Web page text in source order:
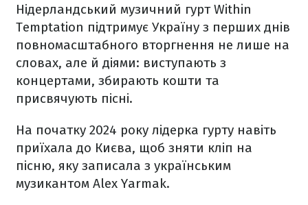
Нідерландський музичний гурт Within
Temptation підтримує Україну з перших днів
повномасштабного вторгнення не лише на
словах, але й діями: виступають з
концертами, збирають кошти та
присвячують пісні.
На початку 2024 року лідерка гурту навіть
приїхала до Києва, щоб зняти кліп на
пісню, яку записала з українським
музикантом Alex Yarmak.